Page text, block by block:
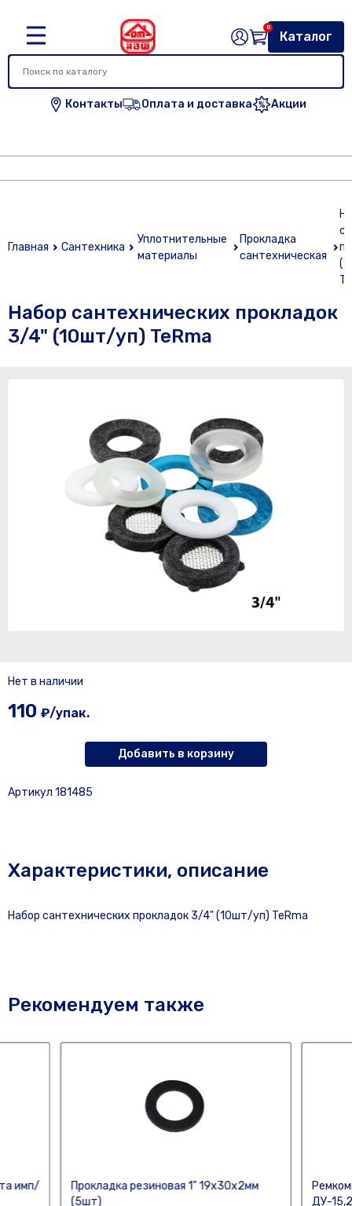
Контакты Оплата и доставка Акции
Каталог
0
Главная Сантехника
Уплотнительные
материалы
Прокладка
сантехническая
Набор сантехнических прокладок
3/4" (10шт/уп) TeRma
Нет в наличии
110 ₽/упак.
Добавить в корзину
Артикул 181485
Характеристики, описание
Набор сантехнических прокладок 3/4" (10шт/уп) TeRma
Рекомендуем также
имп/
Прокладка резиновая 1" 19х30х2мм
(5шт)
ДУ-